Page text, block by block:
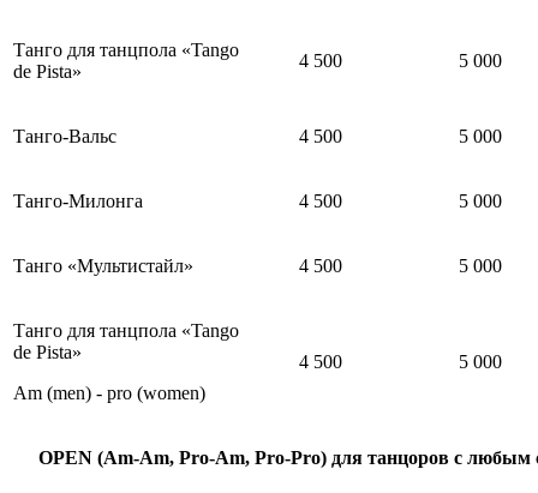
Танго для танцпола «Tango
de Pista»
4 500 5 000
Танго-Вальс 4 500 5 000
Танго-Милонга 4 500 5 000
Танго «Мультистайл» 4 500 5 000
Танго для танцпола «Tango
de Pista»
Am (men) - pro (women)
4 500 5 000
OPEN (Am-Am, Pro-Am, Pro-Pro) для танцоров с любым